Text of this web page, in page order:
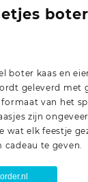
boter kaas en
geleverd met
van het
zijn
wat elk feestje
te geven.